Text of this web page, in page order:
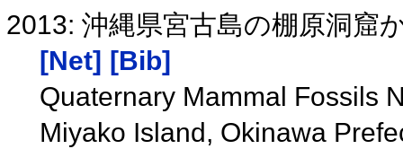
2013: 沖縄県宮古島の棚原洞窟
[Net] [Bib]
Quaternary Mammal Fossils
Miyako Island, Okinawa